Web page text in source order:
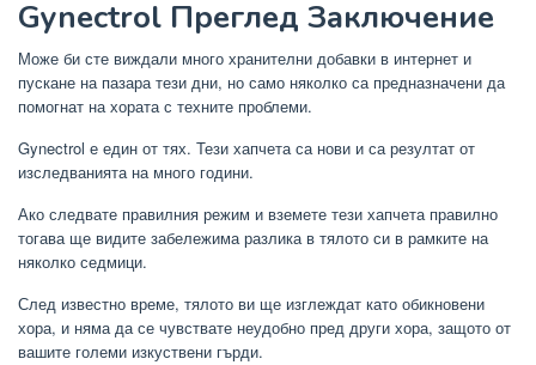
Gynectrol Преглед Заключение
Може би сте виждали много хранителни добавки в интернет и
пускане на пазара тези дни, но само няколко са предназначени да
помогнат на хората с техните проблеми.
Gynectrol е един от тях. Тези хапчета са нови и са резултат от
изследванията на много години.
Ако следвате правилния режим и вземете тези хапчета правилно
тогава ще видите забележима разлика в тялото си в рамките на
няколко седмици.
След известно време, тялото ви ще изглеждат като обикновени
хора, и няма да се чувствате неудобно пред други хора, защото от
вашите големи изкуствени гърди.